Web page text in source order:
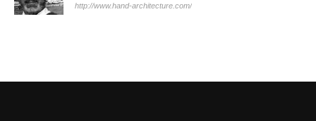
http://www.hand-architecture.com/